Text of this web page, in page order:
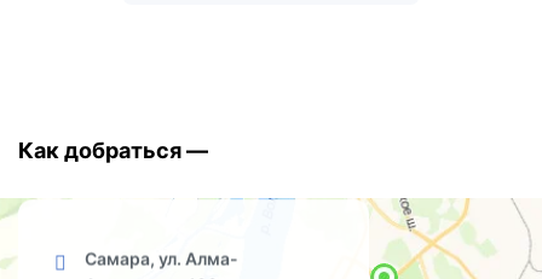
Как добраться —
Самара, ул. Алма-